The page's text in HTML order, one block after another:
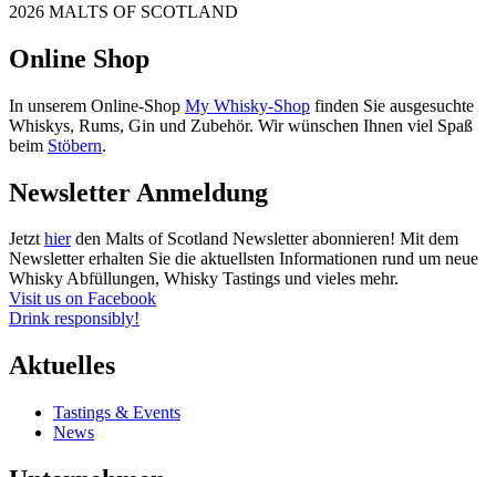
2026 MALTS OF SCOTLAND
Online Shop
In unserem Online-Shop My Whisky-Shop finden Sie ausgesuchte
Whiskys, Rums, Gin und Zubehör. Wir wünschen Ihnen viel Spaß
beim Stöbern.
Newsletter Anmeldung
Jetzthierden Malts of Scotland Newsletter abonnieren! Mit dem
Newsletter erhalten Sie die aktuellsten Informationen rund um neue
Whisky Abfüllungen, Whisky Tastings und vieles mehr.
Visit us on Facebook
Drink responsibly!
Aktuelles
Tastings & Events
News